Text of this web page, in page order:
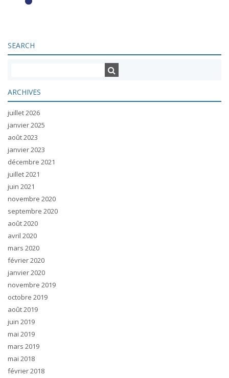
SEARCH
ARCHIVES
juillet 2026
janvier 2025
août 2023
janvier 2023
décembre 2021
juillet 2021
juin 2021
novembre 2020
septembre 2020
août 2020
avril 2020
mars 2020
février 2020
janvier 2020
novembre 2019
octobre 2019
août 2019
juin 2019
mai 2019
mars 2019
mai 2018
février 2018